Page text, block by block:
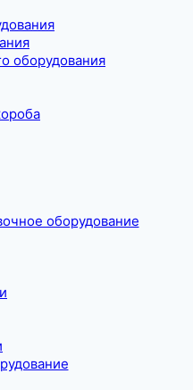
оборудования
оборудование